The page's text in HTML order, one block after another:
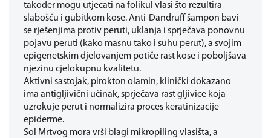
također mogu utjecati na folikul vlasi što rezultira
slabošću i gubitkom kose. Anti-Dandruff šampon bavi
se rješenjima protiv peruti, uklanja i sprječava ponovnu
pojavu peruti (kako masnu tako i suhu perut), a svojim
epigenetskim djelovanjem potiče rast kose i poboljšava
njezinu cjelokupnu kvalitetu.
Aktivni sastojak, pirokton olamin, klinički dokazano
ima antigljivični učinak, sprječava rast gljivice koja
uzrokuje perut i normalizira proces keratinizacije
epiderme.
Sol Mrtvog mora vrši blagi mikropiling vlasišta, a